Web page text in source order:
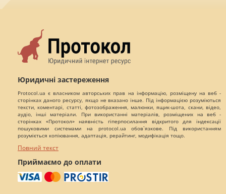
Юридичні застереження
Protocol.ua є власником авторських прав на інформацію, розміщену на веб -
сторінках даного ресурсу, якщо не вказано інше. Під інформацією розуміються
тексти, коментарі, статті, фотозображення, малюнки, ящик-шота, скани, відео,
аудіо, інші матеріали. При використанні матеріалів, розміщених на веб -
сторінках «Протокол» наявність гіперпосилання відкритого для індексації
пошуковими системами на protocol.ua обов`язкове. Під використанням
розуміється копіювання, адаптація, рерайтинг, модифікація тощо.
Повний текст
Приймаємо до оплати